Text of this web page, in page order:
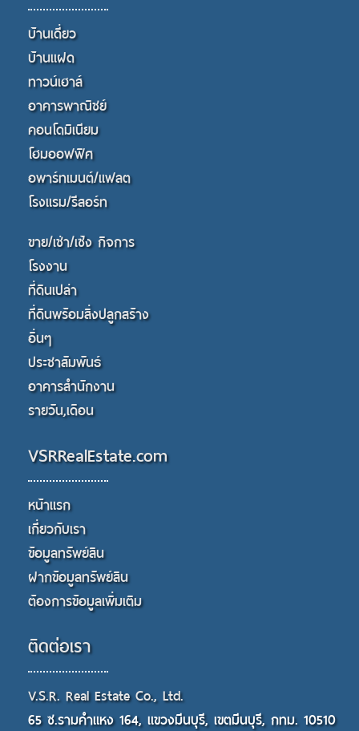
บ้านเดี่ยว
บ้านแฝด
ทาวน์เฮาส์
อาคารพาณิชย์
คอนโดมิเนียม
โฮมออฟฟิศ
อพาร์ทเมนต์/แฟลต
โรงแรม/รีสอร์ท
ขาย/เช่า/เซ้ง กิจการ
โรงงาน
ที่ดินเปล่า
ที่ดินพร้อมสิ่งปลูกสร้าง
อื่นๆ
ประชาสัมพันธ์
อาคารสำนักงาน
รายวัน,เดือน
VSRRealEstate.com
หน้าแรก
เกี่ยวกับเรา
ข้อมูลทรัพย์สิน
ฝากข้อมูลทรัพย์สิน
ต้องการข้อมูลเพิ่มเติม
ติดต่อเรา
V.S.R. Real Estate Co., Ltd.
65 ซ.รามคำแหง 164, แขวงมีนบุรี, เขตมีนบุรี, กทม. 10510